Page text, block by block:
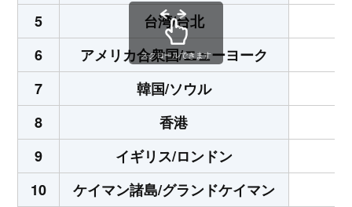
5
台湾/台北
6
アメリカ合衆国/ニューヨーク
7
韓国/ソウル
8
香港
9
イギリス/ロンドン
10
ケイマン諸島/グランドケイマン
スクロールできます